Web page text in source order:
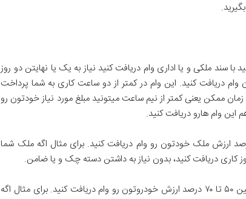
ملکی و یا اداری وام دریافت کنید نیاز به یک یا نهایتن دو روز
دریافت کنید. این وام در کمتر از دو ساعت کاری به شما پرداخت
ممکن یعنی کمتر از نیم ساعت میتونید مبلغ مورد نیاز خودتون رو
وام هارو دریافت کنید.
وام بسته به سند شما متفاوت است. روی سند ملکی و اداری شما میتونید بین ۵۰ تا ۷۰ درصد ارزش ملک خودتون رو وام دریافت کنید. برای مثال اگه ملک شما
همچنین اگه شما قصد داشته باشید روی سند خودروی خودتون وام فوری دریافت کنید هم میتونید بین ۵۰ تا ۷۰ درصد ارزش خودروتون رو وام دریافت کنید. برای مثال اگه